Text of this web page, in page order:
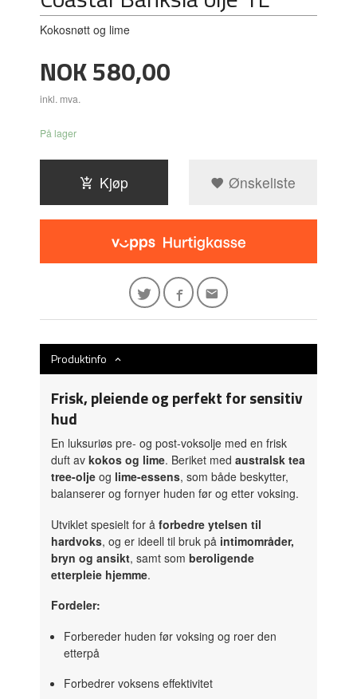
Kokosnøtt og lime
Pris
NOK580,00
inkl. mva.
På lager
Kjøp Ønskeliste
Produktinfo
Frisk, pleiende og perfekt for sensitiv
hud
En luksuriøs pre- og post-voksolje med en frisk
duft avkokos og lime. Beriket medaustralsk tea
tree-olje og lime-essens, som både beskytter,
balanserer og fornyer huden før og etter voksing.
Utviklet spesielt for åforbedre ytelsen til
hardvoks, og er ideell til bruk på intimområder,
bryn og ansikt, samt somberoligende
etterpleie hjemme.
Fordeler:
Forbereder huden før voksing og roer den
etterpå
Forbedrer voksens effektivitet